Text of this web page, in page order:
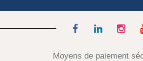
Moyens de paiement